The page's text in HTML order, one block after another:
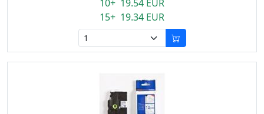
10+ 19.54 EUR
15+ 19.34 EUR